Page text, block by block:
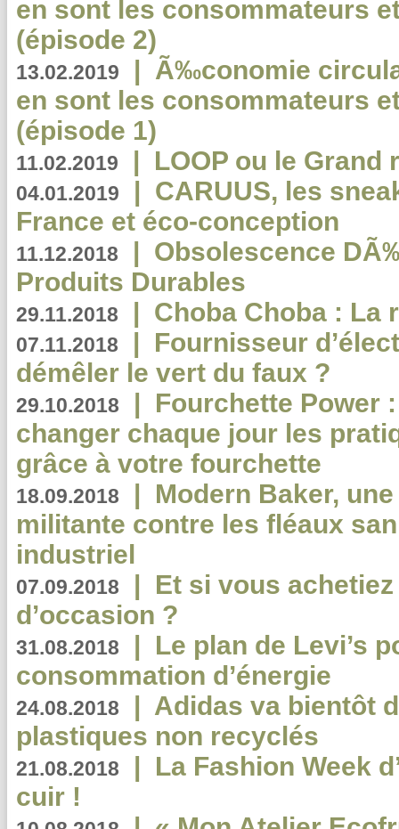
en sont les consommateurs
(épisode 2)
13.02.2019 | Ã‰conomie
en sont les consommateurs
(épisode 1)
11.02.2019 | LOOP ou le Grand
04.01.2019 | CARUUS, les
France et éco-conception
11.12.2018 | Obsolescence
Produits Durables
29.11.2018 | Choba Choba : La
07.11.2018 | Fournisseur
démêler le vert du faux ?
29.10.2018 | Fourchette Power
changer chaque jour les
grâce à votre fourchette
18.09.2018 | Modern Baker,
militante contre les fléaux
industriel
07.09.2018 | Et si vous
d’occasion ?
31.08.2018 | Le plan de Levi’s
consommation d’énergie
24.08.2018 | Adidas va bientôt
plastiques non recyclés
21.08.2018 | La Fashion Week
cuir !